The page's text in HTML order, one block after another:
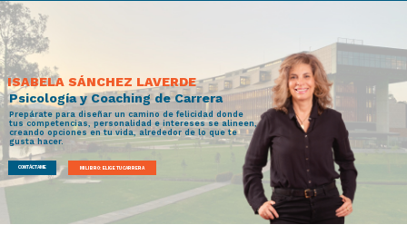
ISABELA SÁNCHEZ LAVERDE
Psicología y Coaching de Carrera
Prepárate para diseñar un camino de felicidad donde
tus competencias, personalidad e intereses se alineen,
creando opciones en tu vida, alrededor de lo que te
gusta hacer.
MI LIBRO: ELIGE TU CARRERA
CONTÁCTAME